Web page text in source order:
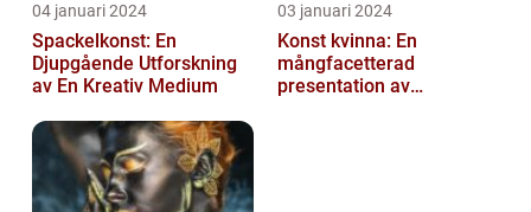
04 januari 2024
Spackelkonst: En
Djupgående Utforskning
av En Kreativ Medium
03 januari 2024
Konst kvinna: En
mångfacetterad
presentation av